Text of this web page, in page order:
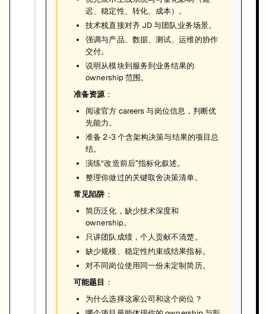
迟、稳定性、转化、成本）。
技术栈直接对齐 JD 与团队业务场景。
强调与产品、数据、测试、运维的协作
交付。
说明从模块到服务到业务结果的
ownership 范围。
准备资源：
阅读官方 careers 与岗位信息，判断优
先能力。
准备 2-3 个含架构决策与结果的项目总
结。
演练“改造前后”指标化叙述。
整理你做过的关键取舍决策清单。
常见陷阱 ：
简历泛化，缺少技术深度和
ownership。
只讲团队成绩，个人贡献不清楚。
缺少规模、稳定性约束或结果指标。
对不同岗位使用同一份未定制简历。
可能题目 ：
为什么选择这家公司和这个岗位？